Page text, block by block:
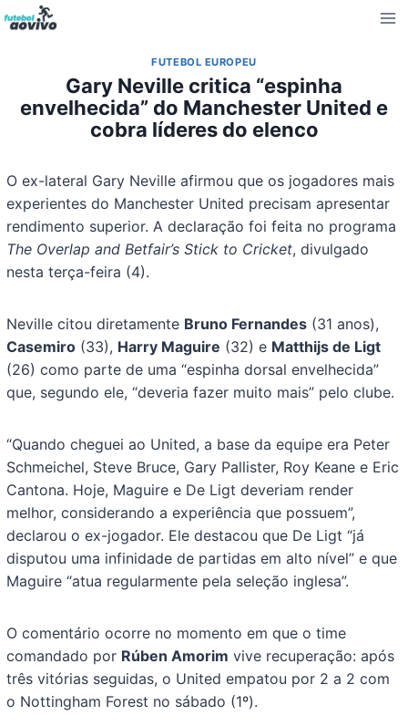
Pular
para
Conteúdo
FUTEBOL EUROPEU
Gary Neville critica “espinha
envelhecida” do Manchester United e
cobra líderes do elenco
O ex-lateral Gary Neville afirmou que os jogadores mais
experientes do Manchester United precisam apresentar
rendimento superior. A declaração foi feita no programa
The Overlap and Betfair’s Stick to Cricket, divulgado
nesta terça-feira (4).
Neville citou diretamente Bruno Fernandes (31 anos),
Casemiro (33), Harry Maguire (32) e Matthijs de Ligt
(26) como parte de uma “espinha dorsal envelhecida”
que, segundo ele, “deveria fazer muito mais” pelo clube.
“Quando cheguei ao United, a base da equipe era Peter
Schmeichel, Steve Bruce, Gary Pallister, Roy Keane e Eric
Cantona. Hoje, Maguire e De Ligt deveriam render
melhor, considerando a experiência que possuem”,
declarou o ex-jogador. Ele destacou que De Ligt “já
disputou uma infinidade de partidas em alto nível” e que
Maguire “atua regularmente pela seleção inglesa”.
O comentário ocorre no momento em que o time
comandado por Rúben Amorim vive recuperação: após
três vitórias seguidas, o United empatou por 2 a 2 com
o Nottingham Forest no sábado (1º).